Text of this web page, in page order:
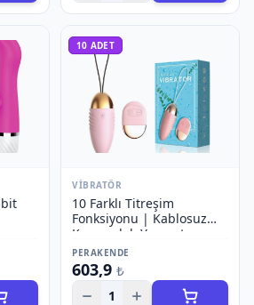
10 ADET
VIBRATÖR
10 Farklı Titreşim
Fonksiyonu | Kablosuz
Kumandalı Yumurta
Vibratör
PERAKENDE
603,9 ₺
1